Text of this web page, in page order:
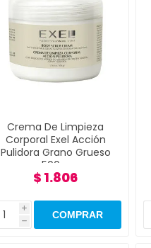
Crema De Limpieza
Corporal Exel Acción
Pulidora Grano Grueso
500gr
$ 1.806
i
h